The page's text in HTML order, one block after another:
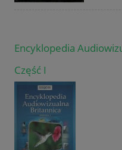
Encyklopedia
Część I